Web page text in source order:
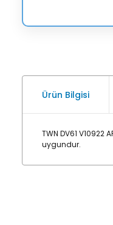
Ürün Bilgisi
TWN DV61
uygundur.